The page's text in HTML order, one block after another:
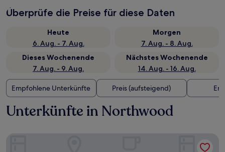
Überprüfe die Preise für diese Daten
Heute
6. Aug. - 7. Aug.
Morgen
7. Aug. - 8. Aug.
Dieses Wochenende
7. Aug. - 9. Aug.
Nächstes Wochenende
14. Aug. - 16. Aug.
Empfohlene Unterkünfte Preis (aufsteigend)
Unterkünfte in Northwood